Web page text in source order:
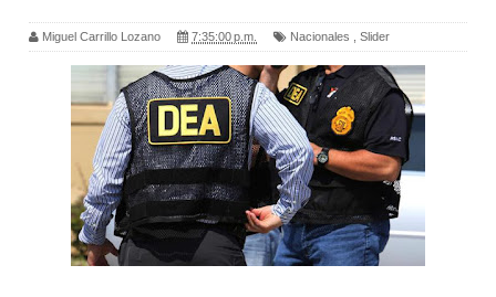
Miguel Carrillo Lozano 7:35:00 p.m. Nacionales Slider